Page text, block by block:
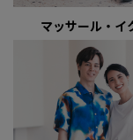
マッサール・イ